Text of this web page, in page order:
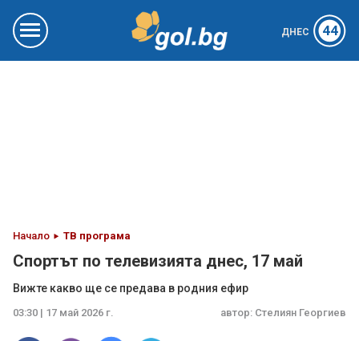
ДНЕС 44
Начало ТВ програма
Спортът по телевизията днес, 17 май
Вижте какво ще се предава в родния ефир
03:30 | 17 май 2026 г. автор: Стелиян Георгиев